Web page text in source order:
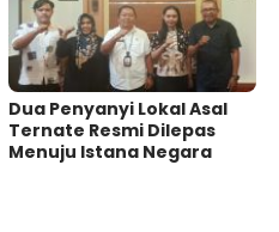
Dua Penyanyi Lokal Asal
Ternate Resmi Dilepas
Menuju Istana Negara